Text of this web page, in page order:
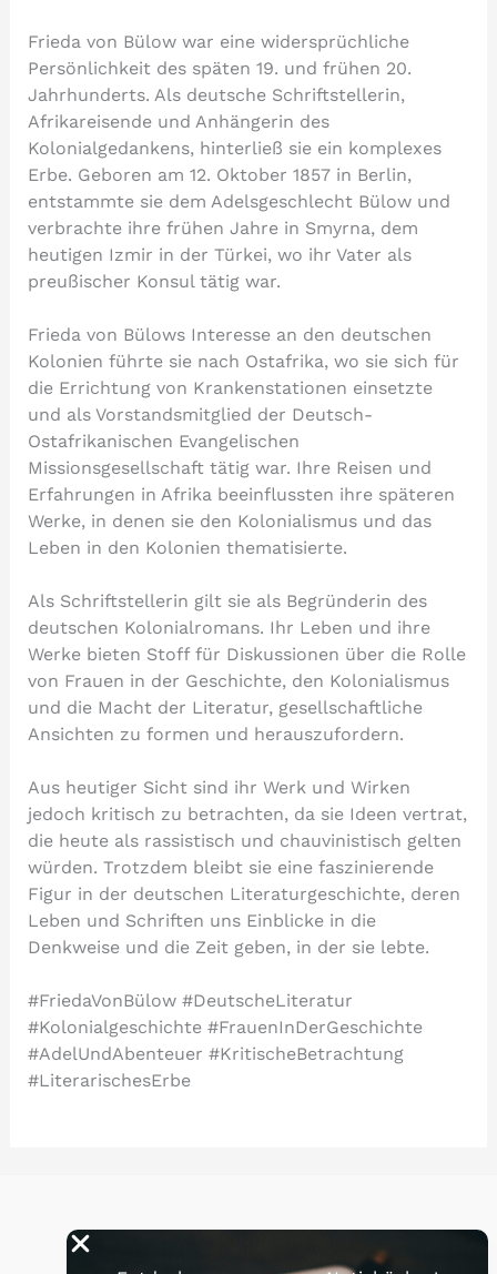
Frieda von Bülow war eine widersprüchliche
Persönlichkeit des späten 19. und frühen 20.
Jahrhunderts. Als deutsche Schriftstellerin,
Afrikareisende und Anhängerin des
Kolonialgedankens, hinterließ sie ein komplexes
Erbe. Geboren am 12. Oktober 1857 in Berlin,
entstammte sie dem Adelsgeschlecht Bülow und
verbrachte ihre frühen Jahre in Smyrna, dem
heutigen Izmir in der Türkei, wo ihr Vater als
preußischer Konsul tätig war.
Frieda von Bülows Interesse an den deutschen
Kolonien führte sie nach Ostafrika, wo sie sich für
die Errichtung von Krankenstationen einsetzte
und als Vorstandsmitglied der Deutsch-
Ostafrikanischen Evangelischen
Missionsgesellschaft tätig war. Ihre Reisen und
Erfahrungen in Afrika beeinflussten ihre späteren
Werke, in denen sie den Kolonialismus und das
Leben in den Kolonien thematisierte.
Als Schriftstellerin gilt sie als Begründerin des
deutschen Kolonialromans. Ihr Leben und ihre
Werke bieten Stoff für Diskussionen über die Rolle
von Frauen in der Geschichte, den Kolonialismus
und die Macht der Literatur, gesellschaftliche
Ansichten zu formen und herauszufordern.
Aus heutiger Sicht sind ihr Werk und Wirken
jedoch kritisch zu betrachten, da sie Ideen vertrat,
die heute als rassistisch und chauvinistisch gelten
würden. Trotzdem bleibt sie eine faszinierende
Figur in der deutschen Literaturgeschichte, deren
Leben und Schriften uns Einblicke in die
Denkweise und die Zeit geben, in der sie lebte.
#FriedaVonBülow #DeutscheLiteratur
#Kolonialgeschichte #FrauenInDerGeschichte
#AdelUndAbenteuer #KritischeBetrachtung
#LiterarischesErbe
Nachhaltigkeit